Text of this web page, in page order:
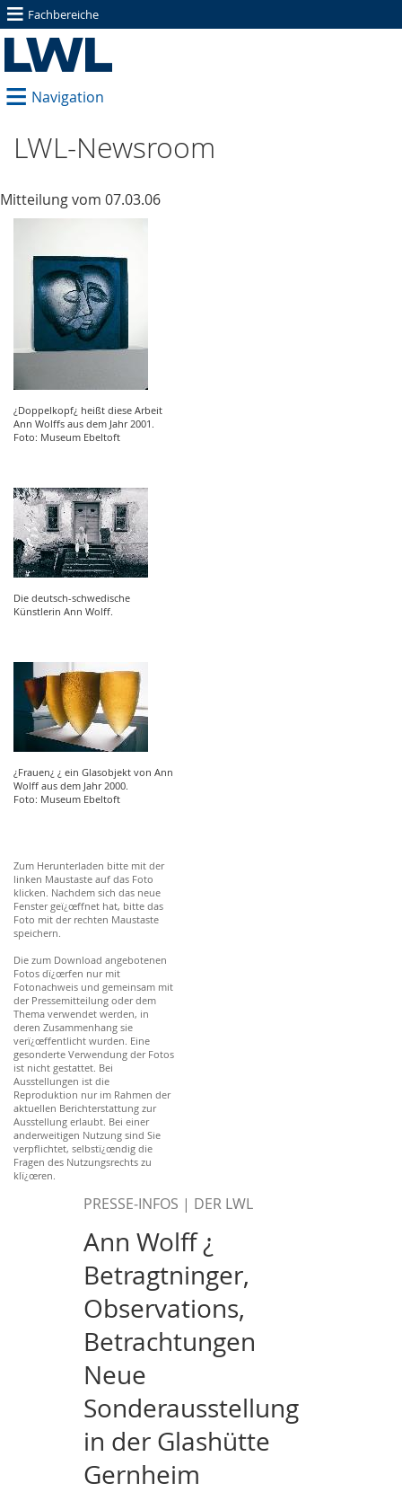
≡ Fachbereiche
≡ Navigation
LWL-Newsroom
Mitteilung vom 07.03.06
¿Doppelkopf¿ heißt diese Arbeit
Ann Wolffs aus dem Jahr 2001.
Foto: Museum Ebeltoft
Die deutsch-schwedische
Künstlerin Ann Wolff.
¿Frauen¿ ¿ ein Glasobjekt von Ann
Wolff aus dem Jahr 2000.
Foto: Museum Ebeltoft
Zum Herunterladen bitte mit der
linken Maustaste auf das Foto
klicken. Nachdem sich das neue
Fenster geï¿œffnet hat, bitte das
Foto mit der rechten Maustaste
speichern.
Die zum Download angebotenen
Fotos dï¿œrfen nur mit
Fotonachweis und gemeinsam mit
der Pressemitteilung oder dem
Thema verwendet werden, in
deren Zusammenhang sie
verï¿œffentlicht wurden. Eine
gesonderte Verwendung der Fotos
ist nicht gestattet. Bei
Ausstellungen ist die
Reproduktion nur im Rahmen der
aktuellen Berichterstattung zur
Ausstellung erlaubt. Bei einer
anderweitigen Nutzung sind Sie
verpflichtet, selbstï¿œndig die
Fragen des Nutzungsrechts zu
klï¿œren.
PRESSE-INFOS | DER LWL
Ann Wolff ¿
Betragtninger,
Observations,
Betrachtungen
Neue
Sonderausstellung
in der Glashütte
Gernheim